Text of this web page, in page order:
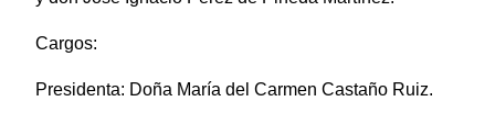
Cargos:
Presidenta: Doña María del Carmen Castaño Ruiz.